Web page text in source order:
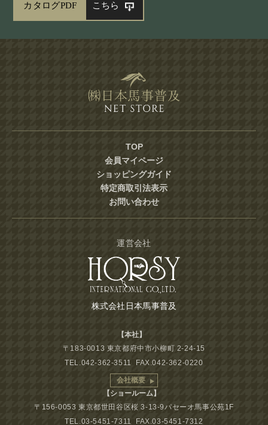
カタログPDF こちら
TOP
会員マイページ
ショッピングガイド
特定商取引法表示
お問い合わせ
運営会社
株式会社日本馬事普及
【本社】
〒183-0013 東京都府中市小柳町 2-24-15
TEL.042-362-3511 FAX.042-362-0220
会社概要
【ショールーム】
〒156-0053 東京都世田谷区桜 3-13-9パセーオ馬事公苑1F
TEL.03-5451-7311 FAX.03-5451-7312